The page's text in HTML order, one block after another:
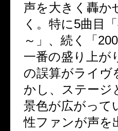
声を大きく轟か
く。特に5曲目
～」、続く「
一番の盛り上が
の誤算がライヴ
かし、ステージ
景色が広がって
性ファンが声を